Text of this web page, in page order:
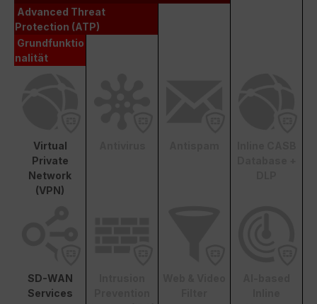
Advanced Threat
Protection (ATP)
Grundfunktio
nalität
Virtual
Private
Network
(VPN)
SD-WAN
Services